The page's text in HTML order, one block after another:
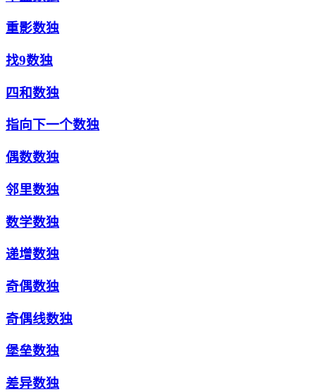
重影数独
找9数独
四和数独
指向下一个数独
偶数数独
邻里数独
数学数独
递增数独
奇偶数独
奇偶线数独
堡垒数独
差异数独